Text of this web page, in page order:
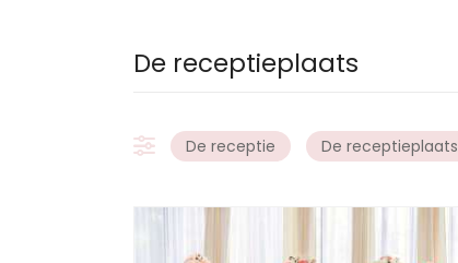
De receptieplaats
De receptie De receptieplaats